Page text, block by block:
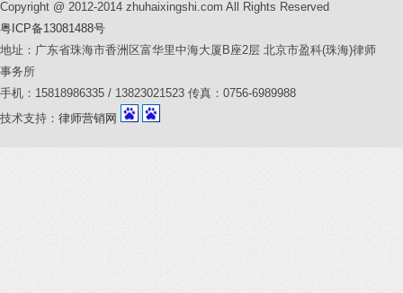
Copyright @ 2012-2014 zhuhaixingshi.com All Rights Reserved
粤ICP备13081488号
地址：广东省珠海市香洲区富华里中海大厦B座2层 北京市盈科(珠海)律师
事务所
手机：15818986335 / 13823021523 传真：0756-6989988
技术支持： 律师营销网